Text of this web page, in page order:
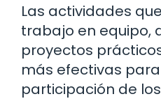
Las actividades
trabajo en equipo,
proyectos
más efectivas
participación de